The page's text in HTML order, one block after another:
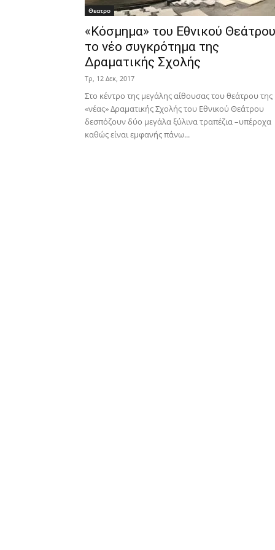
Θεατρο
«Κόσμημα» του Εθνικού Θεάτρου
το νέο συγκρότημα της
Δραματικής Σχολής
Τρ, 12 Δεκ, 2017
Στο κέντρο της μεγάλης αίθουσας του θεάτρου της
«νέας» Δραματικής Σχολής του Εθνικού Θεάτρου
δεσπόζουν δύο μεγάλα ξύλινα τραπέζια –υπέροχα
καθώς είναι εμφανής πάνω...